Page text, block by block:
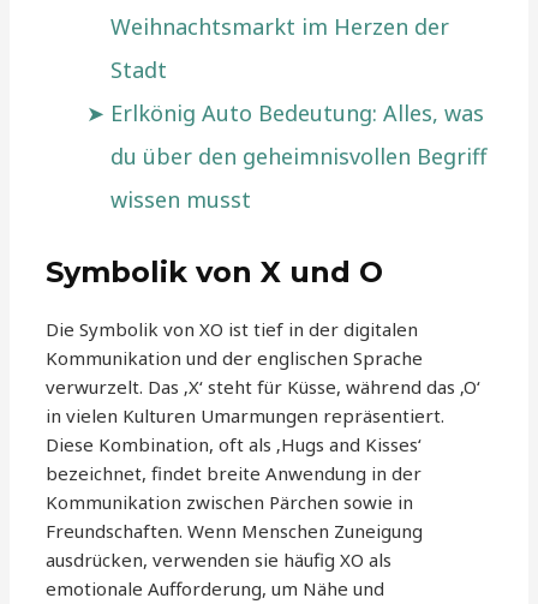
Weihnachtsmarkt im Herzen der
Stadt
Erlkönig Auto Bedeutung: Alles, was
du über den geheimnisvollen Begriff
wissen musst
Symbolik von X und O
Die Symbolik von XO ist tief in der digitalen
Kommunikation und der englischen Sprache
verwurzelt. Das ‚X‘ steht für Küsse, während das ‚O‘
in vielen Kulturen Umarmungen repräsentiert.
Diese Kombination, oft als ‚Hugs and Kisses‘
bezeichnet, findet breite Anwendung in der
Kommunikation zwischen Pärchen sowie in
Freundschaften. Wenn Menschen Zuneigung
ausdrücken, verwenden sie häufig XO als
emotionale Aufforderung, um Nähe und